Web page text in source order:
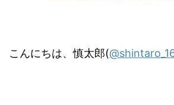
こんにちは、慎太郎(